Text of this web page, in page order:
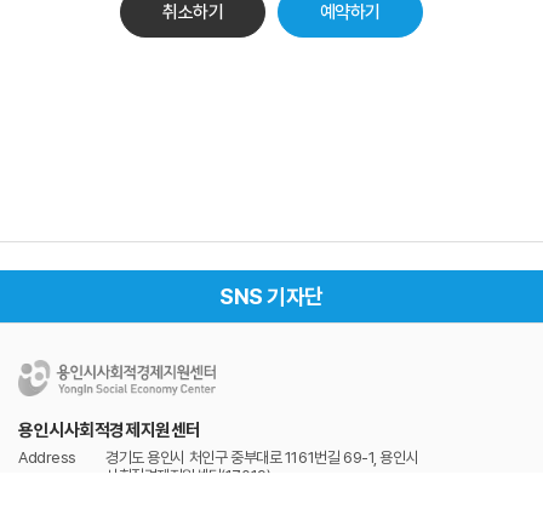
취소하기
SNS 기자단
용인시사회적경제지원센터
Address
경기도 용인시 처인구 중부대로 1161번길 69-1, 용인시
사회적경제지원센터(17019)